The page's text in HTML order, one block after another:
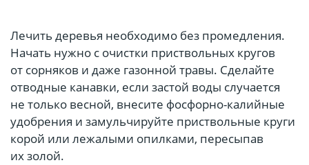
Лечить деревья необходимо без промедления.
Начать нужно с очистки приствольных кругов
от сорняков и даже газонной травы. Сделайте
отводные канавки, если застой воды случается
не только весной, внесите фосфорно-калийные
удобрения и замульчируйте приствольные круги
корой или лежалыми опилками, пересыпав
их золой.